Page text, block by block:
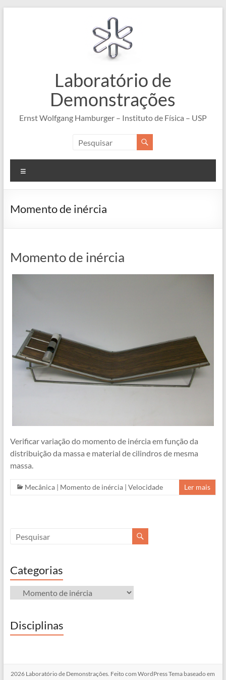
Laboratório de
Demonstrações
Ernst Wolfgang Hamburger – Instituto de Física – USP
Momento de inércia
Momento de inércia
Verificar variação do momento de inércia em função da
distribuição da massa e material de cilindros de mesma
massa.
Mecânica| Momento de inércia| Velocidade Ler mais
Categorias
Categorias
Disciplinas
2026 Laboratório de Demonstrações. Feito comWordPressTema baseado em